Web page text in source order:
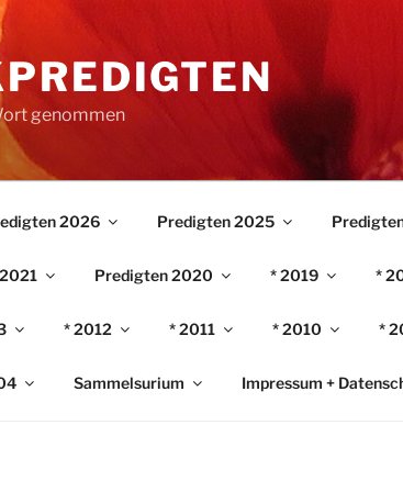
genommen
2026 Predigten 2025
Predigten 2020 * 2019 *
* 2012 * 2011 * 2010 *
Sammelsurium Impressum +